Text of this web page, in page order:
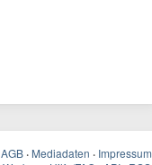
AGB · Mediadaten · Impressum